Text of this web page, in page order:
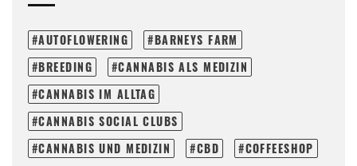
AUTOFLOWERING
BARNEYS FARM
BREEDING
CANNABIS ALS MEDIZIN
CANNABIS IM ALLTAG
CANNABIS SOCIAL CLUBS
CANNABIS UND MEDIZIN
CBD
COFFEESHOP